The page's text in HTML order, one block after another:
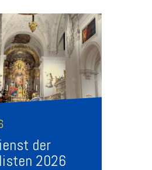
der
2026